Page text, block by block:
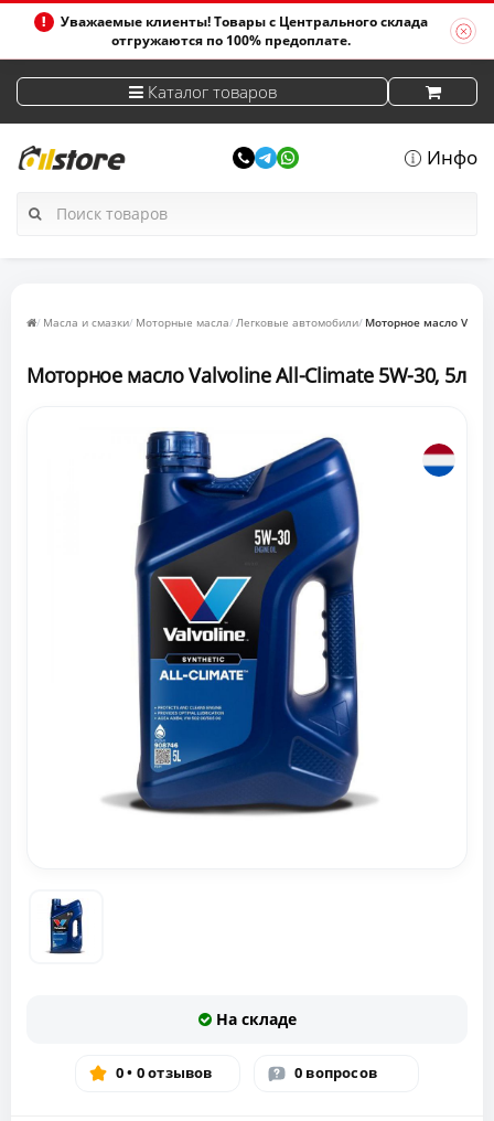
Уважаемые клиенты! Товары с Центрального склада
отгружаются по 100% предоплате.
Каталог товаров
Инфо
Масла и смазки Моторные масла Легковые автомобили Моторное масло
Моторное масло Valvoline All-Climate 5W-30, 5л
На складе
0 • 0 отзывов 0 вопросов